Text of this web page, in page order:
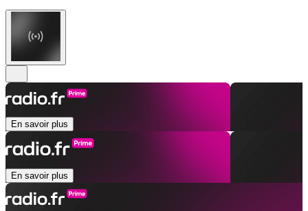
En savoir plus
En savoir plus